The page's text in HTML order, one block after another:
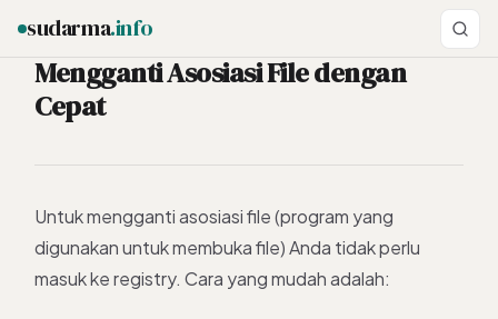
sudarma.info
Mengganti Asosiasi File dengan
Cepat
Untuk mengganti asosiasi file (program yang
digunakan untuk membuka file) Anda tidak perlu
masuk ke registry. Cara yang mudah adalah: